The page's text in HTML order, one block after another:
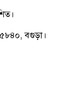
৫৮৪০, বগুড়া।